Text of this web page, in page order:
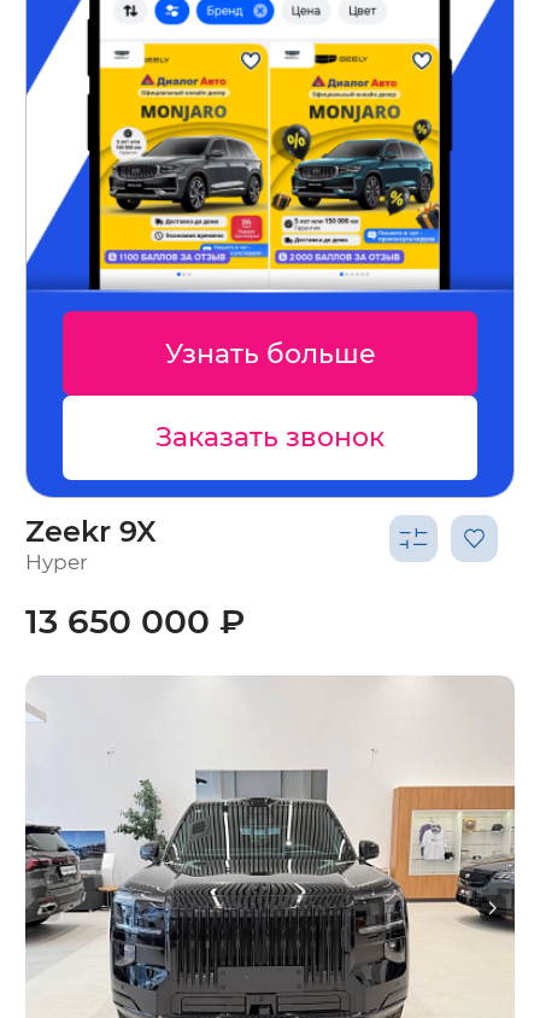
Узнать больше
Заказать звонок
Zeekr 9X
Hyper
13 650 000 ₽